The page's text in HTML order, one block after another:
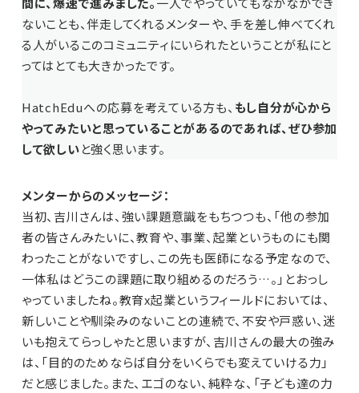
ないことも、伴走してくれるメンターや、手を差し伸べてくれ
る人がいるこのコミュニティにいられたということが私にと
ってはとても大きかったです。
HatchEduへの応募を考えている方も、 もし自分が心から
やってみたいと思っていることがあるのであれば、ぜひ参加
して欲しいと強く思います。
メンターからのメッセージ：
当初、吉川さんは、強い課題意識をもちつつも、「他の参加
者の皆さんみたいに、教育や、事業、起業というものにも関
わったことがないですし、この先も医師になる予定なので、
一体私はどうこの課題に取り組めるのだろう…。」とおっし
ゃっていましたね。教育x起業というフィールドにおいては、
新しいことや馴染みのないことの連続で、不安や戸惑い、迷
いも抱えてらっしゃたと思いますが、吉川さんの最大の強み
は、「目的のためならば自分をいくらでも変えていける力」
だと感じました。また、エゴのない、純粋な、「子ども達の力